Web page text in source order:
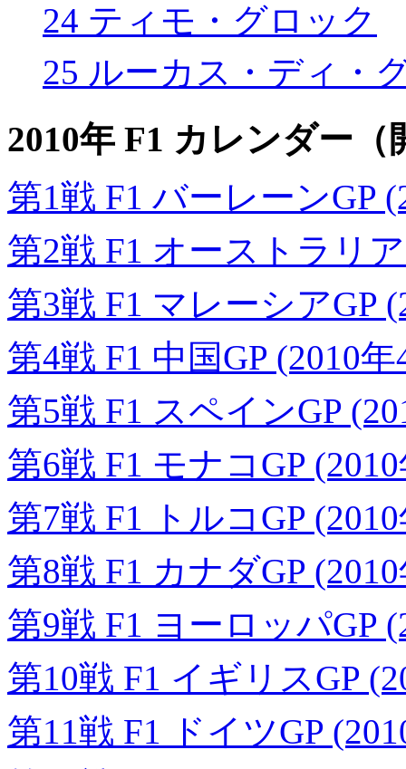
24 ティモ・グロック
25 ルーカス・ディ・
2010年 F1 カレンダー
第1戦 F1 バーレーンGP
第2戦 F1 オーストラリ
第3戦 F1 マレーシアGP
第4戦 F1 中国GP (2010
第5戦 F1 スペインGP
第6戦 F1 モナコGP
第7戦 F1 トルコGP
第8戦 F1 カナダGP
第9戦 F1 ヨーロッパGP
第10戦 F1 イギリスGP
第11戦 F1 ドイツGP